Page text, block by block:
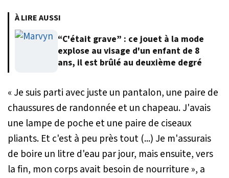
À LIRE AUSSI
“C'était grave” : ce jouet à la mode
explose au visage d'un enfant de 8
ans, il est brûlé au deuxième degré
« Je suis parti avec juste un pantalon, une paire de
chaussures de randonnée et un chapeau. J'avais
une lampe de poche et une paire de ciseaux
pliants. Et c'est à peu près tout (...) Je m'assurais
de boire un litre d'eau par jour, mais ensuite, vers
la fin, mon corps avait besoin de nourriture », a